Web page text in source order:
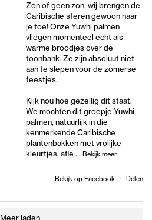
Zon of geen zon, wij brengen de
Caribische sferen gewoon naar
je toe! Onze Yuwhi palmen
vliegen momenteel echt als
warme broodjes over de
toonbank. Ze zijn absoluut niet
aan te slepen voor de zomerse
feestjes.
Kijk nou hoe gezellig dit staat.
We mochten dit groepje Yuwhi
palmen, natuurlijk in die
kenmerkende Caribische
plantenbakken met vrolijke
kleurtjes, afle ... Bekijk meer
Bekijk op Facebook · Delen
Meer laden